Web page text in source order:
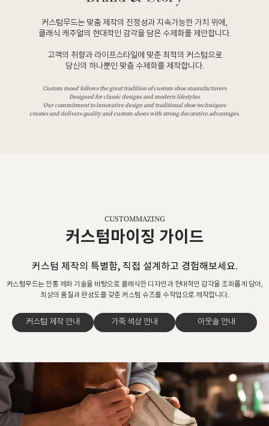
커스텀무드는 맞춤 제작의 진정성과 지속가능한 가치 위에,
클래식 캐주얼의 현대적인 감각을 담은 수제화를 제안합니다.
고객의 취향과 라이프스타일에 맞춘 최적의 커스텀으로
당신의 하나뿐인 맞춤 수제화를 제작합니다.
Custom mood follows the great tradition of custom shoe manufacturers
Designed for classic designs and modern lifestyles.
Our commitment to innovative design and traditional shoe techniques
creates and delivers quality and custom shoes with strong decorative advantages.
CUSTOMMAZING
커스텀마이징 가이드
커스텀 제작의 특별함, 직접 설계하고 경험해보세요.
커스텀무드는 전통 제화 기술을 바탕으로 클래식한 디자인과 현대적인 감각을 조화롭게 담아,
최상의 품질과 완성도를 갖춘 커스텀 슈즈를 수작업으로 제작합니다.
커스텀 제작 안내 가죽 색상 안내 아웃솔 안내